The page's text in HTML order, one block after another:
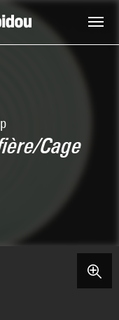
Cage